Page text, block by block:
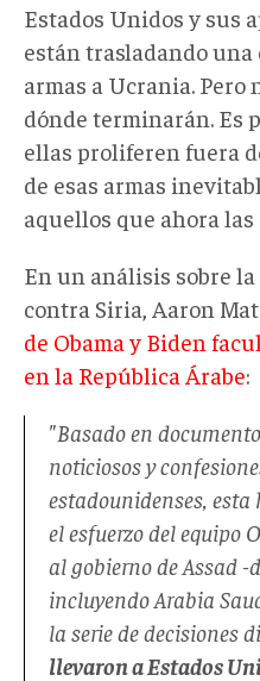
Estados Unidos y sus
están trasladando
armas a Ucrania. Pero
dónde terminarán. Es
ellas proliferen fuera
de esas armas
aquellos que ahora
En un análisis sobre
contra Siria, Aaron
de Obama y Biden
en la República Árabe:
"Basado en
noticiosos y
estadounidenses,
el esfuerzo del equipo
al gobierno de Assad -
incluyendo Arabia
la serie de decisiones
llevaron a Estados